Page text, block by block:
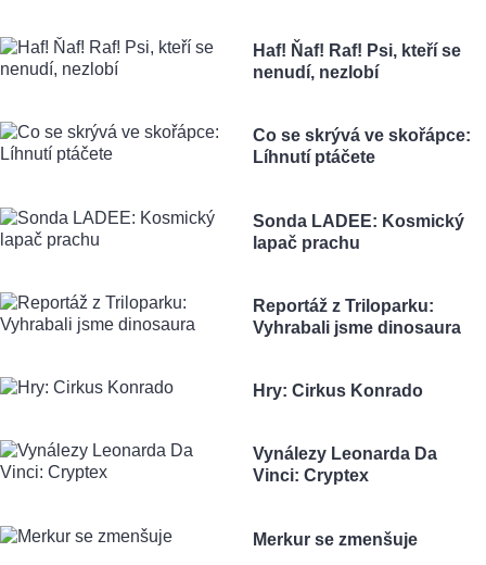
Haf! Ňaf! Raf! Psi, kteří se
nenudí, nezlobí
Co se skrývá ve skořápce:
Líhnutí ptáčete
Sonda LADEE: Kosmický
lapač prachu
Reportáž z Triloparku:
Vyhrabali jsme dinosaura
Hry: Cirkus Konrado
Vynálezy Leonarda Da
Vinci: Cryptex
Merkur se zmenšuje